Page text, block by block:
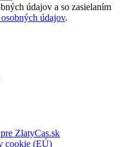
údajov a so zasielaním
údajov.
ZlatyCas.sk
cookie (EÚ)